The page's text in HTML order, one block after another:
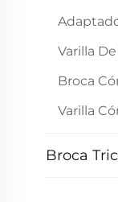
Varilla
Broca
Varilla
Broca